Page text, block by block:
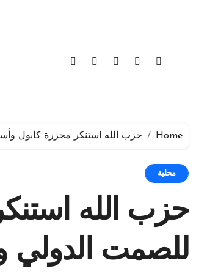
Home حزب الله استنكر مجزرة كابول
محلية
حزب الله
للصمت الدولي